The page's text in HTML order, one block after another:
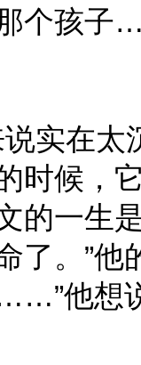
个孩
实在太
时候，
的一生
了。”
他想